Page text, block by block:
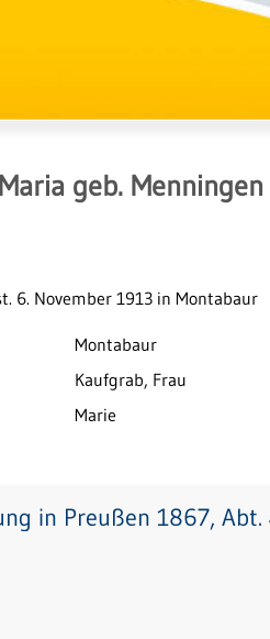
geb. Menningen
6. November 1913 in Montabaur
Montabaur
Kaufgrab, Frau
Marie
in Preußen 1867, Abt.